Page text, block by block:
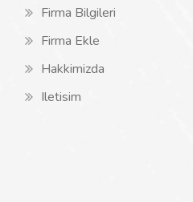
Firma Bilgileri
Firma Ekle
Hakkimizda
Iletisim